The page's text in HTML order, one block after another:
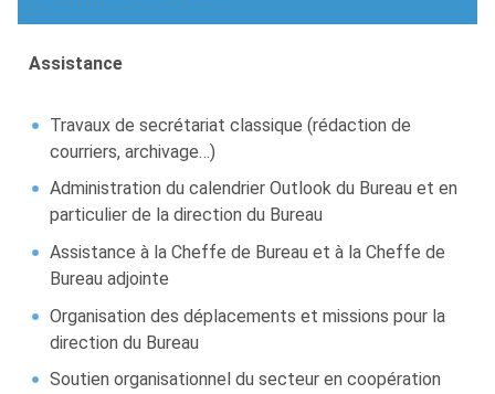
Assistance
Travaux de secrétariat classique (rédaction de
courriers, archivage…)
Administration du calendrier Outlook du Bureau et en
particulier de la direction du Bureau
Assistance à la Cheffe de Bureau et à la Cheffe de
Bureau adjointe
Organisation des déplacements et missions pour la
direction du Bureau
Soutien organisationnel du secteur en coopération